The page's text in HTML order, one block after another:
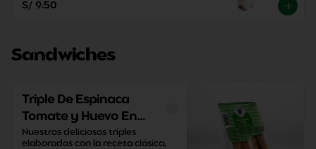
S/ 9.50
Sandwiches
Triple De Espinaca
Tomate y Huevo En
Pan Integral
Nuestros deliciosos triples
elaborados con la receta clásica,